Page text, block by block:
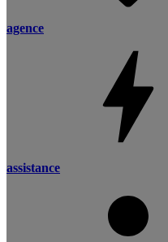
agence
assistance